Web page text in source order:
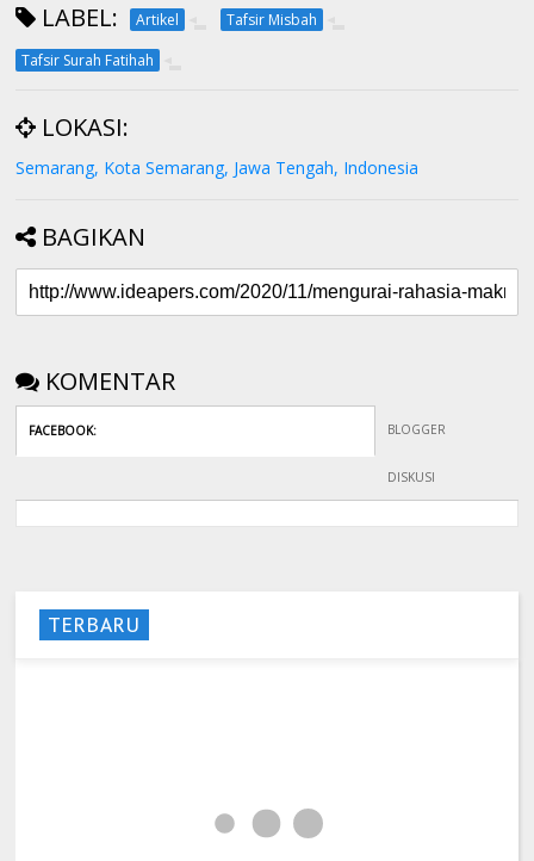
LABEL: Artikel
Tafsir Misbah
Tafsir Surah Fatihah
LOKASI:
Semarang, Kota Semarang, Jawa Tengah, Indonesia
BAGIKAN
KOMENTAR
FACEBOOK: BLOGGER
DISKUSI
TERBARU